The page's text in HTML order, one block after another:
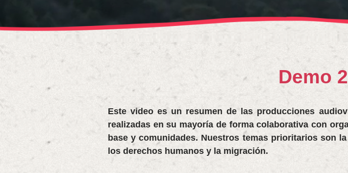
Demo
Este video es un resumen de las producciones
realizadas en su mayoría de forma colaborativa con
base y comunidades. Nuestros temas prioritarios son
los derechos humanos y la migración.